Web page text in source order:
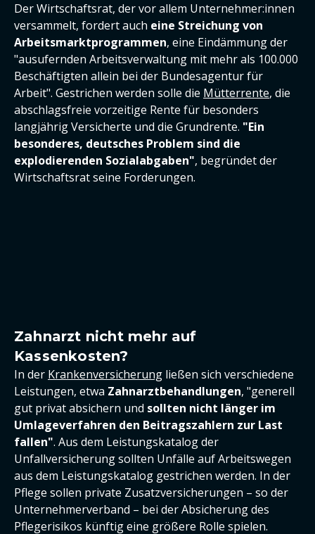
Der Wirtschaftsrat, der vor allem Unternehmer:innen
versammelt, fordert auch eine Streichung von
Arbeitsmarktprogrammen, eine Eindämmung der
"ausufernden Arbeitsverwaltung mit mehr als 100.000
Beschäftigten allein bei der Bundesagentur für
Arbeit". Gestrichen werden solle die Mütterrente, die
abschlagsfreie vorzeitige Rente für besonders
langjährig Versicherte und die Grundrente. "Ein
besonderes, deutsches Problem sind die
explodierenden Sozialabgaben", begründet der
Wirtschaftsrat seine Forderungen.
Zahnarzt nicht mehr auf
Kassenkosten?
In der Krankenversicherung ließen sich verschiedene
Leistungen, etwa Zahnarztbehandlungen, "generell
gut privat absichern und sollten nicht länger im
Umlageverfahren den Beitragszahlern zur Last
fallen". Aus dem Leistungskatalog der
Unfallversicherung sollten Unfälle auf Arbeitswegen
aus dem Leistungskatalog gestrichen werden. In der
Pflege sollen private Zusatzversicherungen – so der
Unternehmerverband – bei der Absicherung des
Pflegerisikos künftig eine größere Rolle spielen.